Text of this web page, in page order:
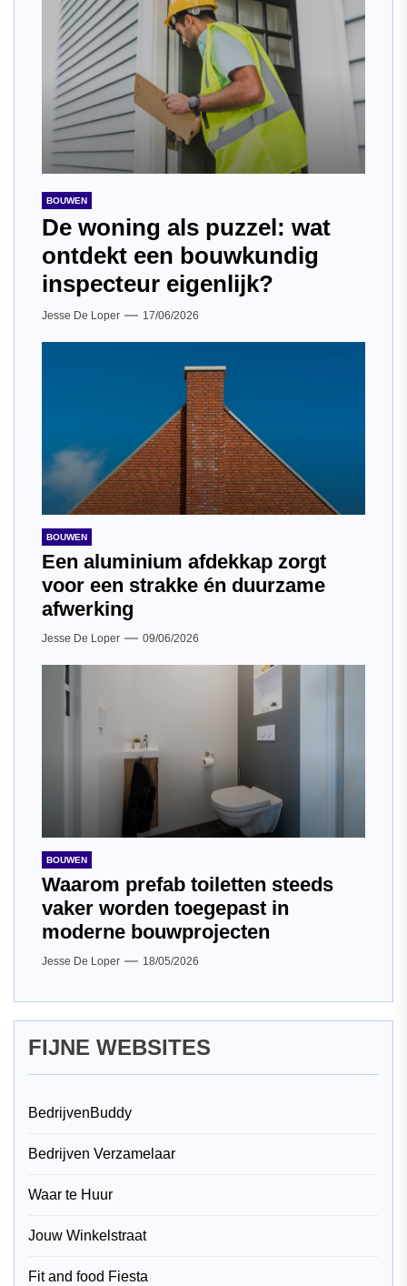
BOUWEN
De woning als puzzel: wat
ontdekt een bouwkundig
inspecteur eigenlijk?
Jesse De Loper 17/06/2026
BOUWEN
Een aluminium afdekkap zorgt
voor een strakke én duurzame
afwerking
Jesse De Loper 09/06/2026
BOUWEN
Waarom prefab toiletten steeds
vaker worden toegepast in
moderne bouwprojecten
Jesse De Loper 18/05/2026
FIJNE WEBSITES
BedrijvenBuddy
Bedrijven Verzamelaar
Waar te Huur
Jouw Winkelstraat
Fit and food Fiesta